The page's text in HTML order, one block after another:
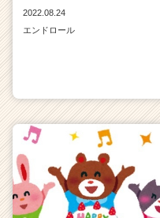
2022.08.24
エンドロール